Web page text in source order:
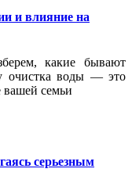
и влияние на
какие бывают
очистка воды — это
вашей семьи
серьезным